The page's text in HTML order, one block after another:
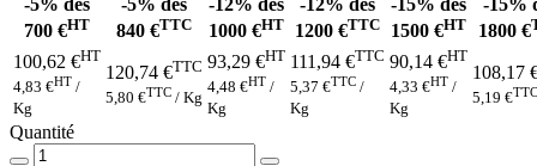
-5% dès
700 €HT
-5% dès
840 €TTC
-12% dès
1000 €HT
-12% dès
1200 €TTC
-15% dès
1500 €HT
-15%
1800 €
100,62 €HT
4,83 €HT /
Kg
120,74 €TTC
5,80 €TTC / Kg
93,29 €HT
4,48 €HT /
Kg
111,94 €TTC
5,37 €TTC /
Kg
90,14 €HT
4,33 €HT /
Kg
108,17
5,19 €TTC
Quantité